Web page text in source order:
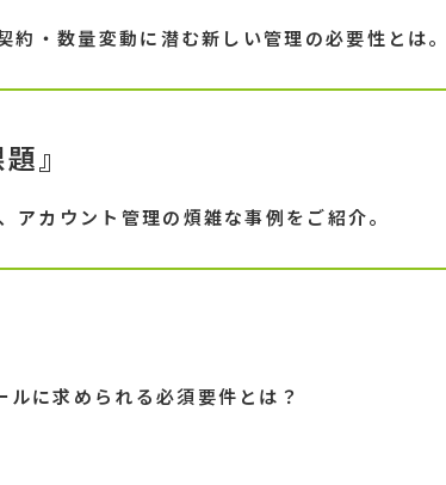
・数量変動に潜む新しい管理の必要性とは。
』
カウント管理の煩雑な事例をご紹介。
に求められる必須要件とは？